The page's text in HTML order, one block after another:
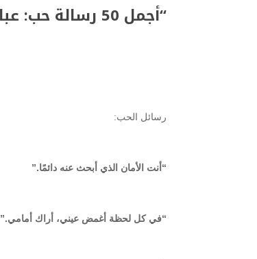
“أجمل 50 رسالة حب: عبارات تنبض بالحنين والمشاعر الرقيقة”
رسائل الحب:
“أنت الأمان الذي أبحث عنه دائمًا.”
“في كل لحظة أغمض عيني، أراك أمامي.”